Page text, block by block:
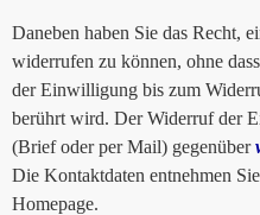
Daneben haben Sie das Recht,
widerrufen zu können, ohne
der Einwilligung bis zum
berührt wird. Der Widerruf der
(Brief oder per Mail) gegenüber
Die Kontaktdaten entnehmen
Homepage.